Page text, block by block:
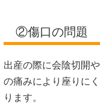
②傷口の問題
出産の際に会陰切開
の痛みにより座りに
ります。